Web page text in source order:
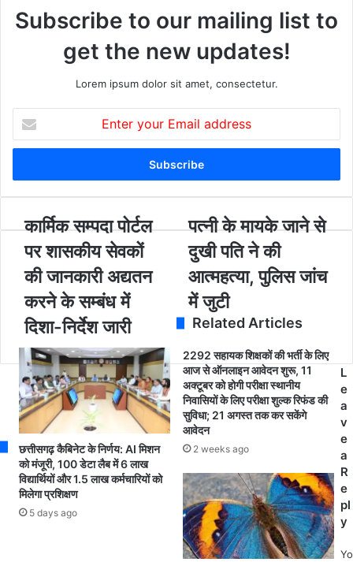
Subscribe to our mailing list to
get the new updates!
Lorem ipsum dolor sit amet, consectetur.
t
r
y
u
d
का
क
स
दा
पो
र्ट
ल
प
र
शा
स
की
य
से
व
की
कार्मिक सम्पदा पोर्टल
पर शासकीय सेवकों
की जानकारी अद्यतन
करने के सम्बंध में
दिशा-निर्देश जारी
प
के
मा
य
के
जा
से
दु
खी
प
ति
ने
की
आ
त्म
ह
त्या
,
पु
पत्नी के मायके जाने से
दुखी पति ने की
आत्महत्या, पुलिस जांच
में जुटी
Related Articles
छत्तीसगढ़ कैबिनेट के निर्णय: AI मिशन
को मंजूरी, 100 डेटा लैब में 6 लाख
विद्यार्थियों और 1.5 लाख कर्मचारियों को
मिलेगा प्रशिक्षण
5 days ago
2292 सहायक शिक्षकों की भर्ती के लिए
आज से ऑनलाइन आवेदन शुरू, 11
अक्टूबर को होगी परीक्षा स्थानीय
निवासियों के लिए परीक्षा शुल्क रिफंड की
सुविधा; 21 अगस्त तक कर सकेंगे
आवेदन
2 weeks ago
L
e
a
v
e
a
R
e
pl
y
Yo